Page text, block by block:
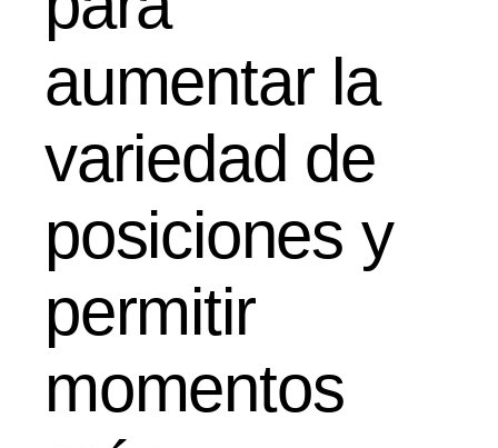
aumentar la
variedad de
posiciones y
permitir
momentos